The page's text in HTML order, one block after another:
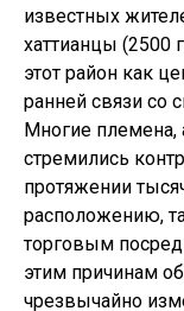
известных
хаттианцы (2500
этот район как
ранней связи со
Многие племена,
стремились
протяжении
расположению,
торговым
этим причинам
чрезвычайно